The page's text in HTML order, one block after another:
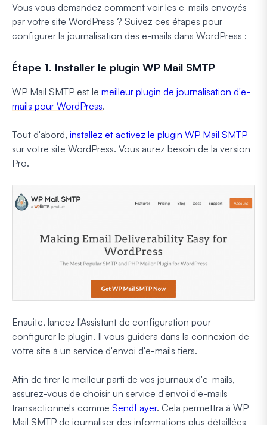
Vous vous demandez comment voir les e-mails envoyés
par votre site WordPress ? Suivez ces étapes pour
configurer la journalisation des e-mails dans WordPress :
Étape 1. Installer le plugin WP Mail SMTP
WP Mail SMTP est le meilleur plugin de journalisation d'e-
mails pour WordPress.
Tout d'abord, installez et activez le plugin WP Mail SMTP
sur votre site WordPress. Vous aurez besoin de la version
Pro.
Ensuite, lancez l'Assistant de configuration pour
configurer le plugin. Il vous guidera dans la connexion de
votre site à un service d'envoi d'e-mails tiers.
Afin de tirer le meilleur parti de vos journaux d'e-mails,
assurez-vous de choisir un service d'envoi d'e-mails
transactionnels comme SendLayer. Cela permettra à WP
Mail SMTP de journaliser des informations plus détaillées